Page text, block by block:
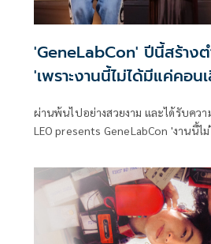
'GeneLabCon' ปีนี้สร้าง
'เพราะงานนี้ไม่ได้มีแค่คอน
ผ่านพ้นไปอย่างสวยงาม และได้รับควา
LEO presents GeneLabCon 'งานนี้ไ
เนี่ยน ฮอลล์, ชั้น 6 ศูนย์การค้ายูเนี่ยน
ในเครือ GMM Music และทีมครึ่งเก้า